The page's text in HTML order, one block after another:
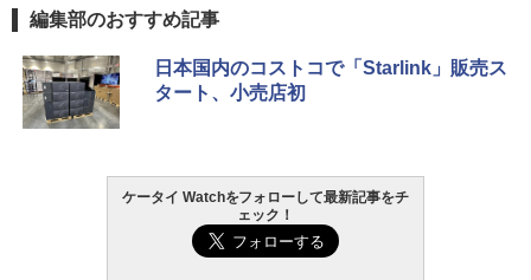
編集部のおすすめ記事
日本国内のコストコで「Starlink」販売ス
タート、小売店初
ケータイ Watchをフォローして最新記事をチ
ェック！